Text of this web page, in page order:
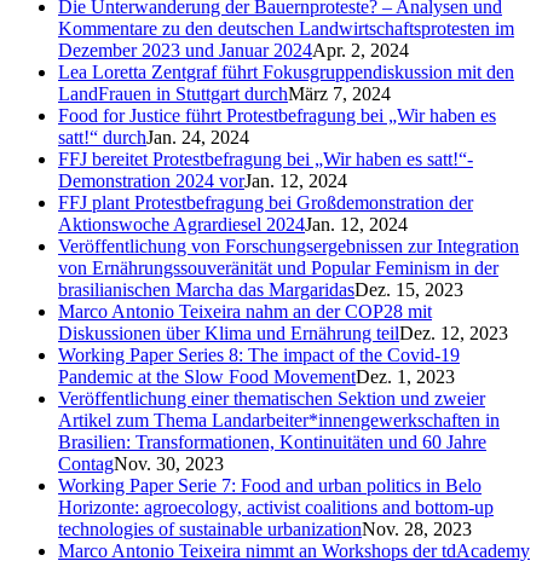
Die Unterwanderung der Bauernproteste? – Analysen und
Kommentare zu den deutschen Landwirtschaftsprotesten im
Dezember 2023 und Januar 2024Apr. 2, 2024
Lea Loretta Zentgraf führt Fokusgruppendiskussion mit den
LandFrauen in Stuttgart durchMärz 7, 2024
Food for Justice führt Protestbefragung bei „Wir haben es
satt!“ durchJan. 24, 2024
FFJ bereitet Protestbefragung bei „Wir haben es satt!“-
Demonstration 2024 vorJan. 12, 2024
FFJ plant Protestbefragung bei Großdemonstration der
Aktionswoche Agrardiesel 2024Jan. 12, 2024
Veröffentlichung von Forschungsergebnissen zur Integration
von Ernährungssouveränität und Popular Feminism in der
brasilianischen Marcha das MargaridasDez. 15, 2023
Marco Antonio Teixeira nahm an der COP28 mit
Diskussionen über Klima und Ernährung teilDez. 12, 2023
Working Paper Series 8: The impact of the Covid-19
Pandemic at the Slow Food MovementDez. 1, 2023
Veröffentlichung einer thematischen Sektion und zweier
Artikel zum Thema Landarbeiter*innengewerkschaften in
Brasilien: Transformationen, Kontinuitäten und 60 Jahre
ContagNov. 30, 2023
Working Paper Serie 7: Food and urban politics in Belo
Horizonte: agroecology, activist coalitions and bottom-up
technologies of sustainable urbanizationNov. 28, 2023
Marco Antonio Teixeira nimmt an Workshops der tdAcademy